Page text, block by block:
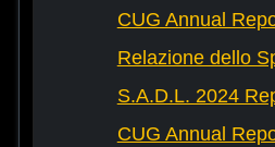
CUG Annual
Relazione dello
S.A.D.L. 2024
CUG Annual